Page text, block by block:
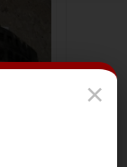
×